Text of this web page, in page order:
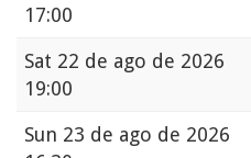
17:00
Sat 22 de ago de 2026
19:00
Sun 23 de ago de 2026